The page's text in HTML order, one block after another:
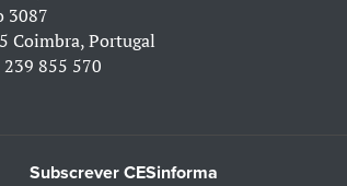
3087
Coimbra, Portugal
855 570
Subscrever CESinforma